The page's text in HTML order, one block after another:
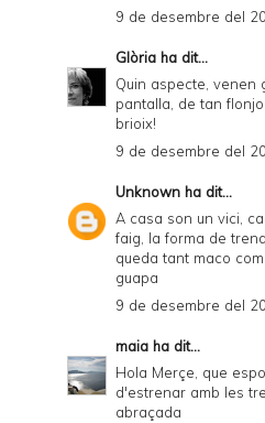
9 de desembre del
Glòria ha dit...
Quin aspecte, venen
pantalla, de tan
brioix!
9 de desembre del
Unknown ha dit...
A casa son un vici,
faig, la forma de
queda tant maco
guapa
9 de desembre del
maia ha dit...
Hola Merçe, que
d'estrenar amb les
abraçada